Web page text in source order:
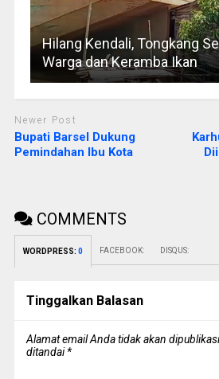
Hilang Kendali, Tongkang
Warga dan Keramba Ikan
Newer Post
Bupati Barsel Dukung
Pemindahan Ibu Kota
COMMENTS
WORDPRESS: 0 FACEBOOK: DISQUS:
Tinggalkan Balasan
Alamat email Anda tidak akan
ditandai*